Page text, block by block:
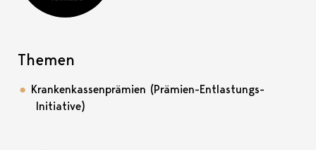
Themen
Krankenkassenprämien (Prämien-Entlastungs-
Initiative)